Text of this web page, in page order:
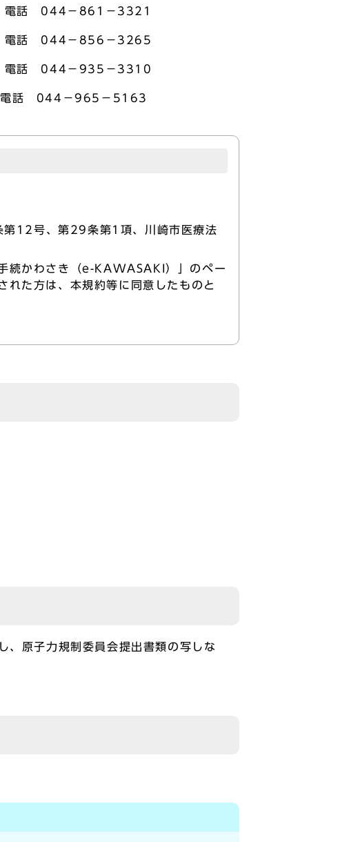
電話 044－861－3321
電話 044－856－3265
電話 044－935－3310
電話 044－965－5163
第12号、第29条第1項、川崎市医療法
続かわさき（e-KAWASAKI）」のペー
れた方は、本規約等に同意したものと
、原子力規制委員会提出書類の写しな